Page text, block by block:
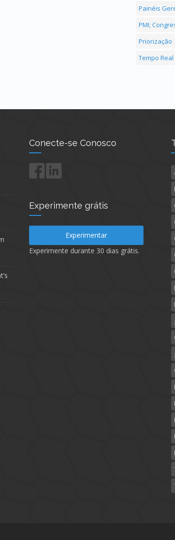
Painéis
PMI;
Priorização
Tempo Real
Conecte-se Conosco
Experimente grátis
Experimentar
Experimente durante 30 dias grátis.